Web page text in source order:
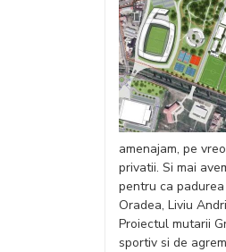
amenajam, pe
privatii. Si mai
pentru ca
Oradea, Liviu
Proiectul mutarii
sportiv si de